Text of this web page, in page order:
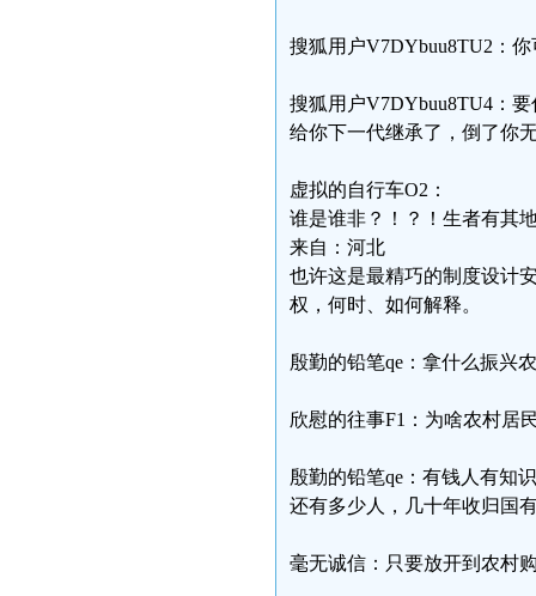
搜狐用户V7DYbuu8TU2：
搜狐用户V7DYbuu8TU4：
给你下一代继承了，倒了你
虚拟的自行车O2：
谁是谁非？！？！生者有其
来自：河北
也许这是最精巧的制度设计
权，何时、如何解释。
殷勤的铅笔qe：拿什么振兴
欣慰的往事F1：为啥农村居
殷勤的铅笔qe：有钱人有知
还有多少人，几十年收归国
毫无诚信：只要放开到农村